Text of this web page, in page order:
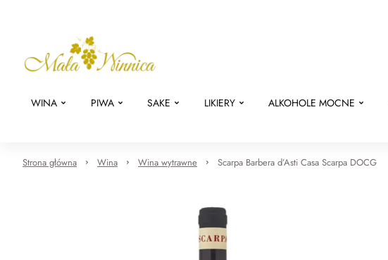
WINA PIWA SAKE LIKIERY ALKOHOLE MOCNE
Strona główna Wina Wina wytrawne Scarpa Barbera d’Asti Casa Scarpa DOCG